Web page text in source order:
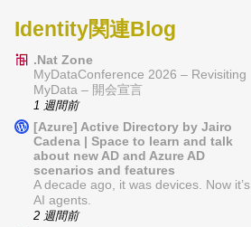
Identity関連Blog
.Nat Zone
MyDataConference 2026 – Revisiting
MyData – 開会宣言
1 週間前
[Azure] Active Directory by Jairo
Cadena | Space to learn and talk
about new AD and Azure AD
scenarios and features
A decade ago, it was devices. Now it’s
AI agents.
2 週間前